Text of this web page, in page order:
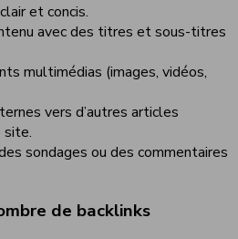
et concis.
avec des titres et sous-titres
multimédias (images, vidéos,
vers d’autres articles
site.
sondages ou des commentaires
de backlinks